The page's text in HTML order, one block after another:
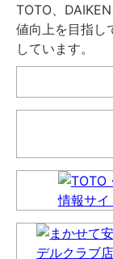
TOTO、
値向上を目指し
しています。